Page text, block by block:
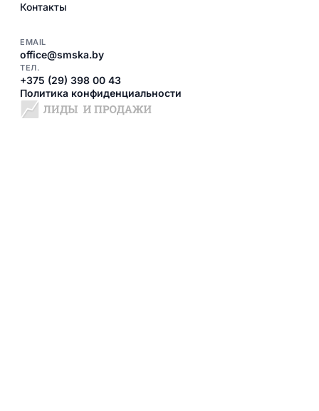
Контакты
EMAIL
office@smska.by
ТЕЛ.
+375 (29) 398 00 43
Политика конфиденциальности